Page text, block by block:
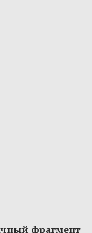
фрагмент